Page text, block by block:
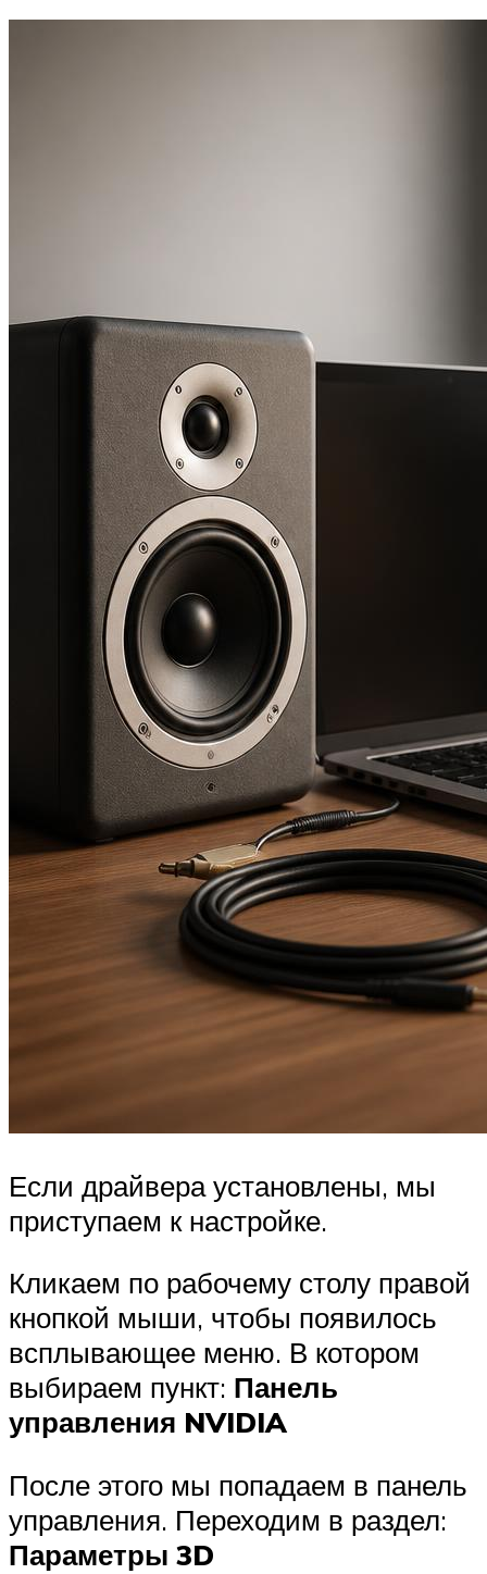
Если драйвера установлены, мы
приступаем к настройке.
Кликаем по рабочему столу правой
кнопкой мыши, чтобы появилось
всплывающее меню. В котором
выбираем пункт: Панель
управления NVIDIA
После этого мы попадаем в панель
управления. Переходим в раздел:
Параметры 3D